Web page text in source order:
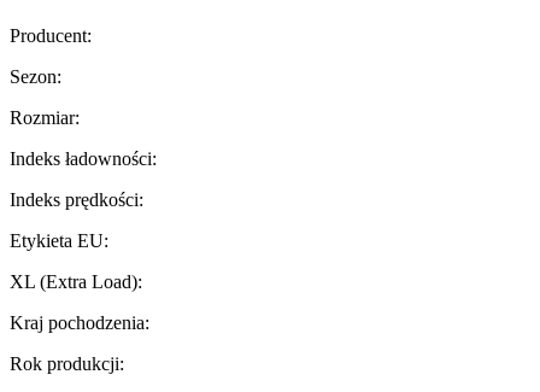
Producent:
Sezon:
Rozmiar:
Indeks ładowności:
Indeks prędkości:
Etykieta EU:
XL (Extra Load):
Kraj pochodzenia:
Rok produkcji: